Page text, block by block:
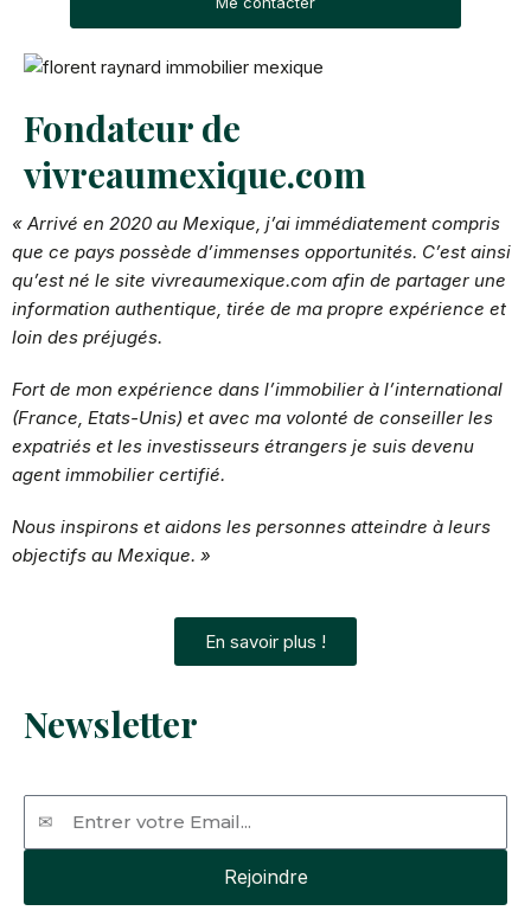
Fondateur de
vivreaumexique.com
« Arrivé en 2020 au Mexique, j’ai immédiatement compris
que ce pays possède d’immenses opportunités. C’est ainsi
qu’est né le site vivreaumexique.com afin de partager une
information authentique, tirée de ma propre expérience et
loin des préjugés.
Fort de mon expérience dans l’immobilier à l’international
(France, Etats-Unis) et avec ma volonté de conseiller les
expatriés et les investisseurs étrangers je suis devenu
agent immobilier certifié.
Nous inspirons et aidons les personnes atteindre à leurs
objectifs au Mexique. »
En savoir plus !
Newsletter
Rejoindre